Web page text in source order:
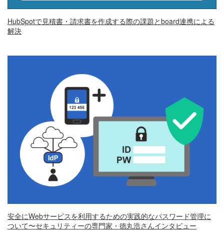
HubSpotで見積書・請求書を作成する際の課題とboard連携による
解決
安全にWebサービスを利用するための実践的なパスワード管理に
ついて〜セキュリティーの専門家・徳丸浩さんインタビュー